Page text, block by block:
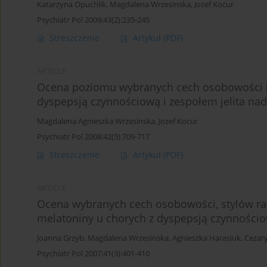
Katarzyna Opuchlik, Magdalena Wrzesinska, Jozef Kocur
Psychiatr Pol 2009;43(2):235-245
Streszczenie Artykuł (PDF)
Ocena poziomu wybranych cech
dyspepsją czynnościową i zespołem
Magdalena Agnieszka Wrzesinska, Jozef Kocur
Psychiatr Pol 2008;42(5):709-717
Streszczenie Artykuł (PDF)
Ocena wybranych cech osobowości, stylów
melatoniny u chorych z dyspepsją
Joanna Grzyb, Magdalena Wrzesinska, Agnieszka Harasiuk,
Psychiatr Pol 2007;41(3):401-410